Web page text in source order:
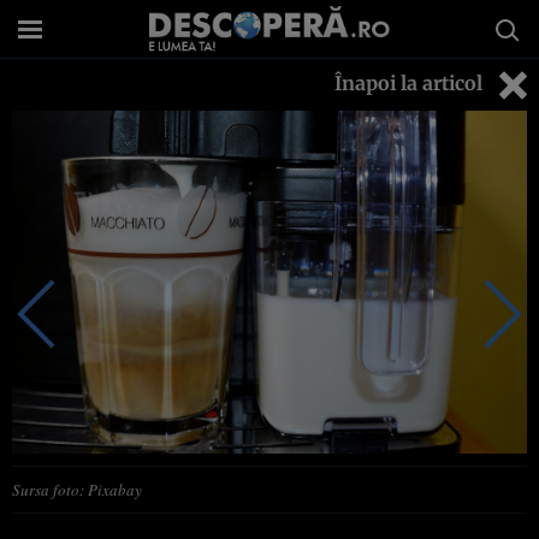
Înapoi la articol
Sursa foto: Pixabay